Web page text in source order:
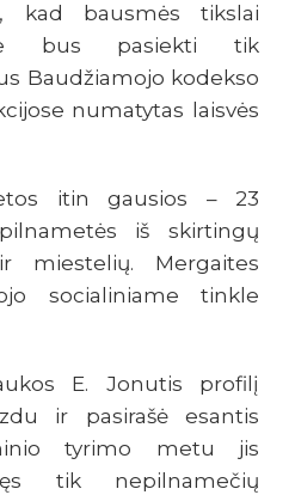
kad bausmės tikslai
bus pasiekti tik
Baudžiamojo kodekso
numatytas laisvės
itin gausios – 23
iš skirtingų
miestelių. Mergaites
socialiniame tinkle
E. Jonutis profilį
ir pasirašė esantis
tyrimo metu jis
tik nepilnamečių